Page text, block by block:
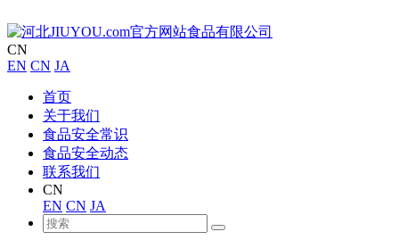
CN
EN CN JA
首页
关于我们
食品安全常识
食品安全动态
联系我们
CN
EN CN JA